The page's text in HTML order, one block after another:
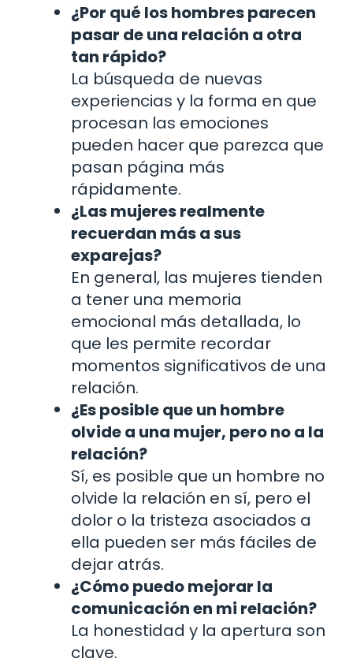
¿Por qué los hombres parecen
pasar de una relación a otra
tan rápido?
La búsqueda de nuevas
experiencias y la forma en que
procesan las emociones
pueden hacer que parezca que
pasan página más
rápidamente.
¿Las mujeres realmente
recuerdan más a sus
exparejas?
En general, las mujeres tienden
a tener una memoria
emocional más detallada, lo
que les permite recordar
momentos significativos de una
relación.
¿Es posible que un hombre
olvide a una mujer, pero no a la
relación?
Sí, es posible que un hombre no
olvide la relación en sí, pero el
dolor o la tristeza asociados a
ella pueden ser más fáciles de
dejar atrás.
¿Cómo puedo mejorar la
comunicación en mi relación?
La honestidad y la apertura son
clave.